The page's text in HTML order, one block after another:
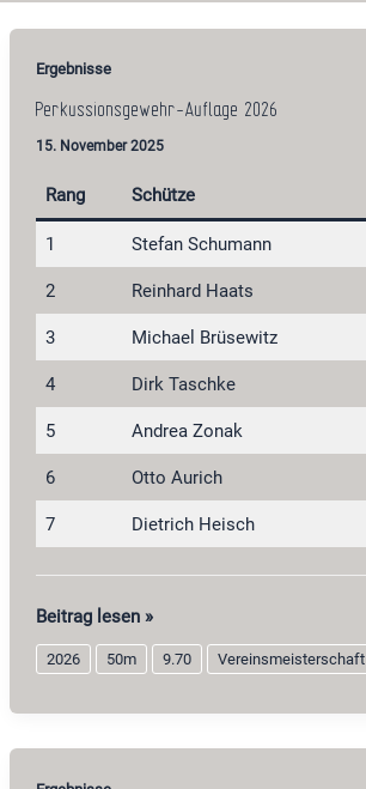
Ergebnisse
Perkussionsgewehr-Auflage 2026
15. November 2025
Rang Schütze
1 Stefan Schumann
2 Reinhard Haats
3 Michael Brüsewitz
4 Dirk Taschke
5 Andrea Zonak
6 Otto Aurich
7 Dietrich Heisch
Perkussionsgewehr-
Auflage
2026
Beitrag lesen »
2026 50m 9.70 Vereinsmeisterschaft